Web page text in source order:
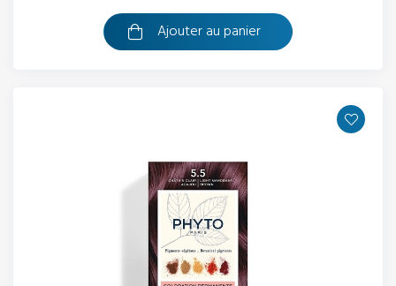
Ajouter au panier